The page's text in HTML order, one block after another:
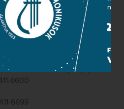
Marcell u. 1. (Müpa)
6600
411-6699